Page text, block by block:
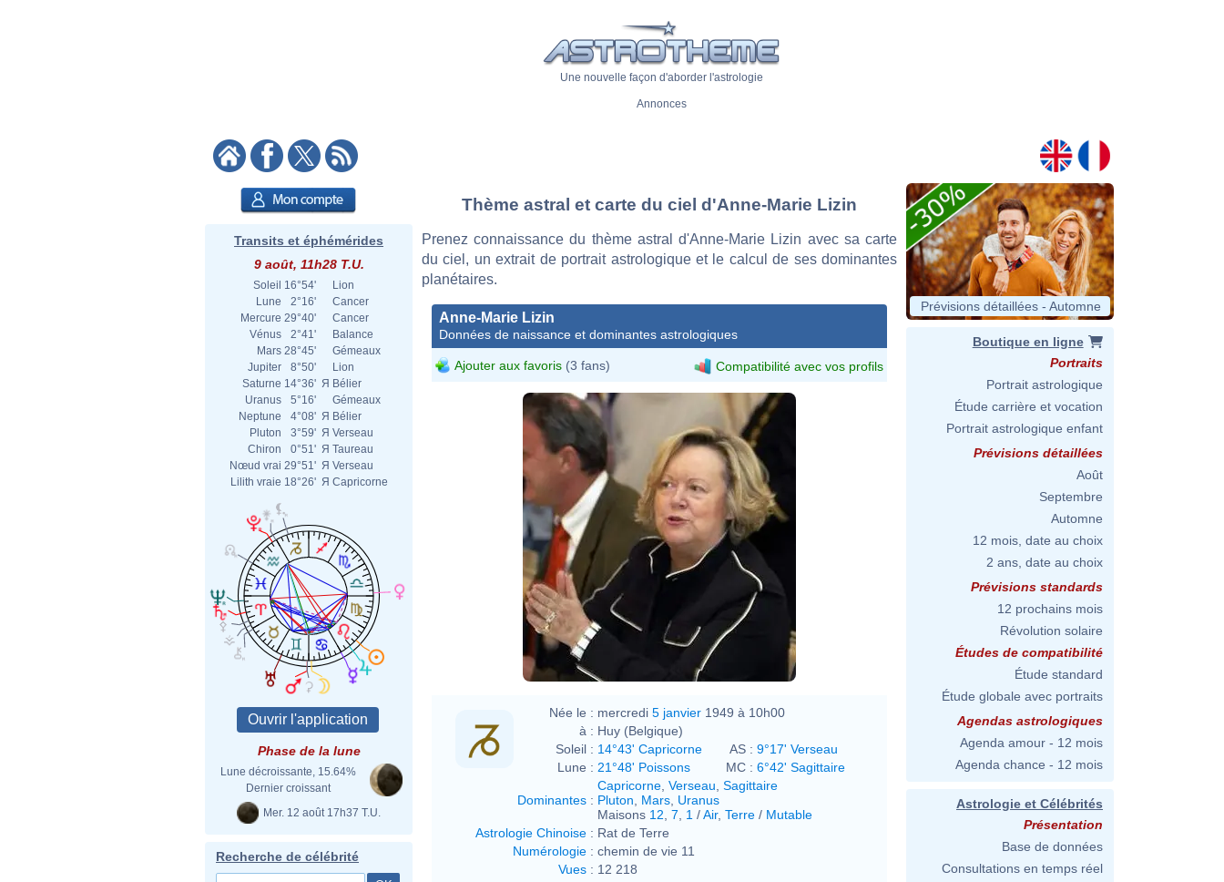
Une nouvelle façon d'aborder l'astrologie
Annonces
Transits et éphémérides
9 août, 11h28 T.U.
Soleil 16°54'
Lion
Lune
2°16'
Cancer
Mercure 29°40'
Cancer
Vénus
2°41'
Balance
Mars 28°45'
Gémeaux
Jupiter
8°50'
Lion
Saturne 14°36' Я Bélier
Uranus
5°16'
Gémeaux
Neptune
4°08' Я Bélier
Pluton
3°59' Я Verseau
Chiron
0°51' Я Taureau
Nœud vrai 29°51' Я Verseau
Lilith vraie 18°26' Я Capricorne
Phase de la lune
Lune décroissante, 15.64%
Dernier croissant
Mer. 12 août 17h37 T.U.
Recherche de célébrité
Thème astral et carte du ciel d'Anne-Marie Lizin
Prenez connaissance du thème astral d'Anne-Marie Lizin avec sa carte
du ciel, un extrait de portrait astrologique et le calcul de ses dominantes
planétaires.
Anne-Marie Lizin
Données de naissance et dominantes astrologiques
Ajouter aux favoris (3 fans) Compatibilité avec vos profils
Née le : mercredi 5 janvier 1949 à 10h00
à : Huy (Belgique)
Soleil : 14°43' Capricorne AS : 9°17' Verseau
Lune : 21°48' Poissons MC : 6°42' Sagittaire
Dominantes :
Capricorne Verseau Sagittaire
Pluton
Mars Uranus
Maisons 12 7 1 /Air, Terre / Mutable
Astrologie Chinoise : Rat de Terre
Numérologie : chemin de vie 11
Vues : 12 218
Prévisions détaillées - Automne
Boutique en ligne
Portraits
Portrait astrologique
Étude carrière et vocation
Portrait astrologique enfant
Prévisions détaillées
Août
Septembre
Automne
12 mois, date au choix
2 ans, date au choix
Prévisions standards
12 prochains mois
Révolution solaire
Études de compatibilité
Étude standard
Étude globale avec portraits
Agendas astrologiques
Agenda amour - 12 mois
Agenda chance - 12 mois
Astrologie et Célébrités
Présentation
Base de données
Consultations en temps réel